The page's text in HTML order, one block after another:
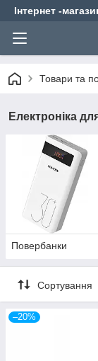
Інтернет -
Товари та
Електроніка
Повербанки
Сортування
–20%